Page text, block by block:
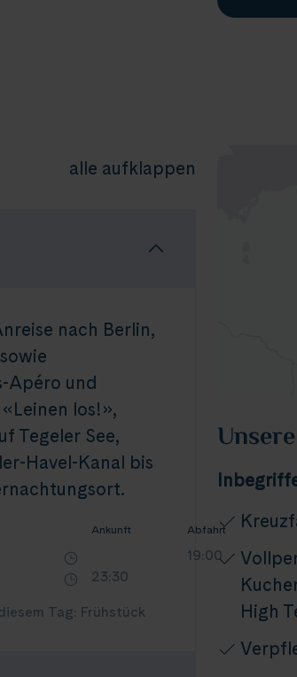
alle aufklappen
nach Berlin,
Apéro und
los!»,
Tegeler See,
Havel-Kanal bis
Ankunft Abfahrt
19:00
23:30
Tag: Frühstück
High